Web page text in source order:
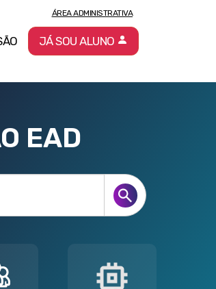
ÁREA ADMINISTRATIVA
JÁ SOU ALUNO
EAD